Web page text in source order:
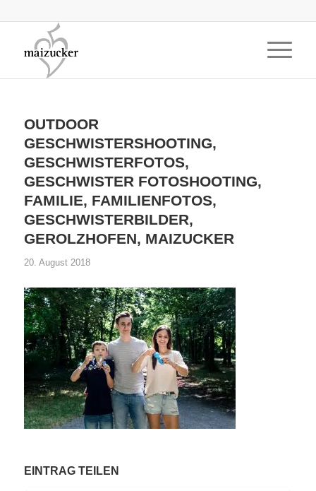
OUTDOOR
GESCHWISTERSHOOTING,
GESCHWISTERFOTOS,
GESCHWISTER FOTOSHOOTING,
FAMILIE, FAMILIENFOTOS,
GESCHWISTERBILDER,
GEROLZHOFEN, MAIZUCKER
20. August 2018
EINTRAG TEILEN